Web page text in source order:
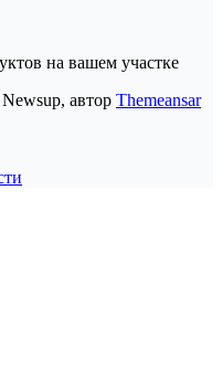
на вашем участке
автор Themeansar